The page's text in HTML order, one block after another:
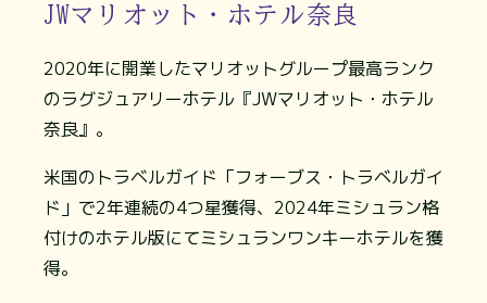
JWマリオット・ホテル奈良
2020年に開業したマリオットグループ最高ランク
のラグジュアリーホテル『JWマリオット・ホテル
奈良』。
米国のトラベルガイド「フォーブス・トラベルガイ
ド」で2年連続の4つ星獲得、2024年ミシュラン格
付けのホテル版にてミシュランワンキーホテルを獲
得。